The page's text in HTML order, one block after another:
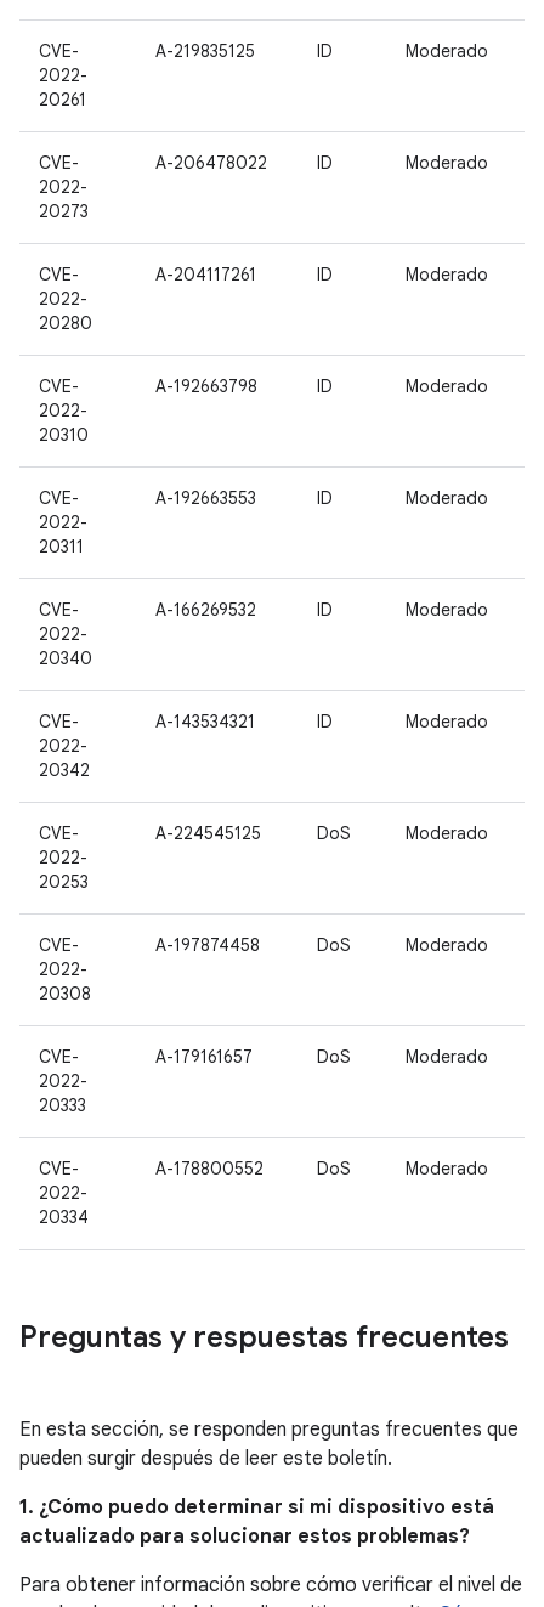
CVE-
2022-
20261
A-219835125 ID Moderado
CVE-
2022-
20273
A-206478022 ID Moderado
CVE-
2022-
20280
A-204117261 ID Moderado
CVE-
2022-
20310
A-192663798 ID Moderado
CVE-
2022-
20311
A-192663553 ID Moderado
CVE-
2022-
20340
A-166269532 ID Moderado
CVE-
2022-
20342
A-143534321 ID Moderado
CVE-
2022-
20253
A-224545125 DoS Moderado
CVE-
2022-
20308
A-197874458 DoS Moderado
CVE-
2022-
20333
A-179161657 DoS Moderado
CVE-
2022-
20334
A-178800552 DoS Moderado
Preguntas y respuestas frecuentes
En esta sección, se responden preguntas frecuentes que
pueden surgir después de leer este boletín.
1. ¿Cómo puedo determinar si mi dispositivo está
actualizado para solucionar estos problemas?
Para obtener información sobre cómo verificar el nivel de